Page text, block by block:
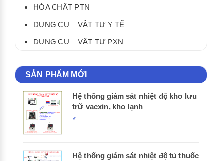
HÓA CHẤT PTN
DỤNG CỤ – VẬT TƯ Y TẾ
DỤNG CỤ – VẬT TƯ PXN
SẢN PHẨM MỚI
Hệ thống giám sát nhiệt độ kho lưu
trữ vacxin, kho lạnh
₫
Hệ thống giám sát nhiệt độ tủ thuốc